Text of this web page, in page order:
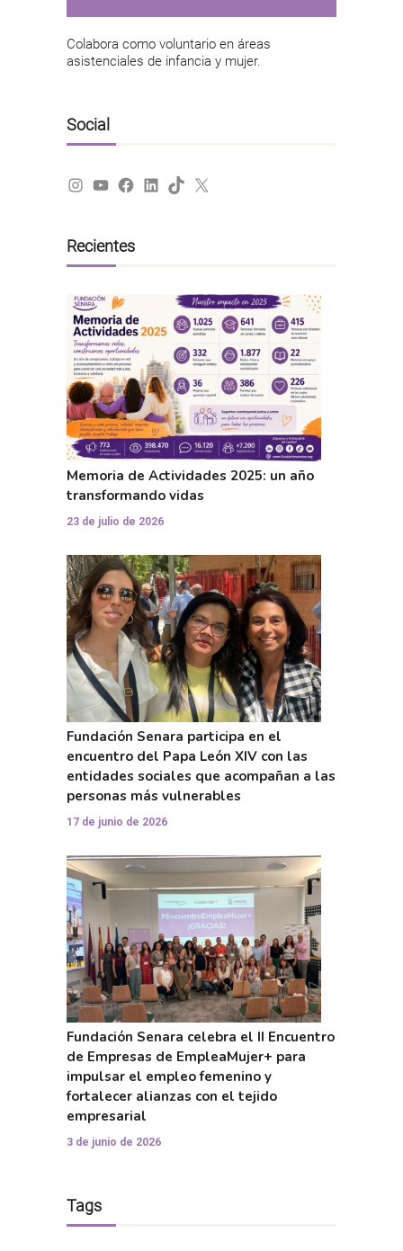
Colabora como voluntario en áreas
asistenciales de infancia y mujer.
Social
Instagram
YouTube
Facebook
LinkedIn
TikTok
X
Recientes
Memoria de Actividades 2025: un año
transformando vidas
23 de julio de 2026
Fundación Senara participa en el
encuentro del Papa León XIV con las
entidades sociales que acompañan a las
personas más vulnerables
17 de junio de 2026
Fundación Senara celebra el II Encuentro
de Empresas de EmpleaMujer+ para
impulsar el empleo femenino y
fortalecer alianzas con el tejido
empresarial
3 de junio de 2026
Tags